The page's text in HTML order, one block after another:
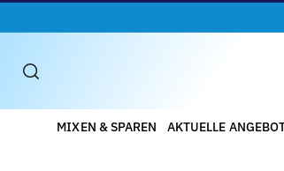
Inhalt
MIXEN & SPAREN AKTUELLE